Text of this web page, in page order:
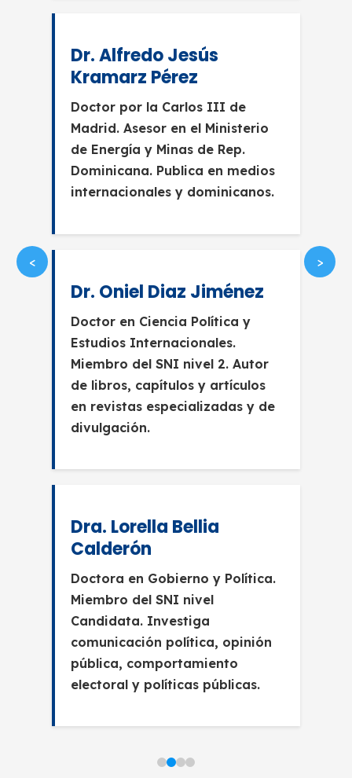
Dr. Alfredo Jesús
Kramarz Pérez
Doctor por la Carlos III de
Madrid. Asesor en el Ministerio
de Energía y Minas de Rep.
Dominicana. Publica en medios
internacionales y dominicanos.
Dr. Oniel Diaz Jiménez
Doctor en Ciencia Política y
Estudios Internacionales.
Miembro del SNI nivel 2. Autor
de libros, capítulos y artículos
en revistas especializadas y de
divulgación.
Dra. Lorella Bellia
Calderón
Doctora en Gobierno y Política.
Miembro del SNI nivel
Candidata. Investiga
comunicación política, opinión
pública, comportamiento
electoral y políticas públicas.
< >